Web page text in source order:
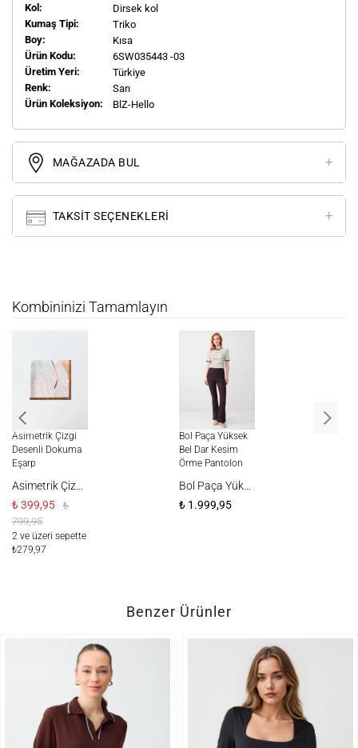
Kol:
Dirsek kol
Kumaş Tipi:
Triko
Boy:
Kısa
Ürün Kodu:
6SW035443 -03
Üretim Yeri:
Türkiye
Renk:
Sarı
Ürün Koleksiyon:
BlZ-Hello
MAĞAZADA BUL
TAKSIT SEÇENEKLERI
Kombininizi Tamamlayın
Asimetrik Çizgi
Desenli Dokuma
Eşarp
Asimetrik Çizgi Desenli Dokuma Eşarp
₺ 399,95
₺
799,95
2 ve üzeri sepette
₺279,97
Bol Paça Yüksek
Bel Dar Kesim
Örme Pantolon
Bol Paça Yüksek Bel Dar Kesim Örme Pantolon
₺ 1.999,95
Benzer Ürünler